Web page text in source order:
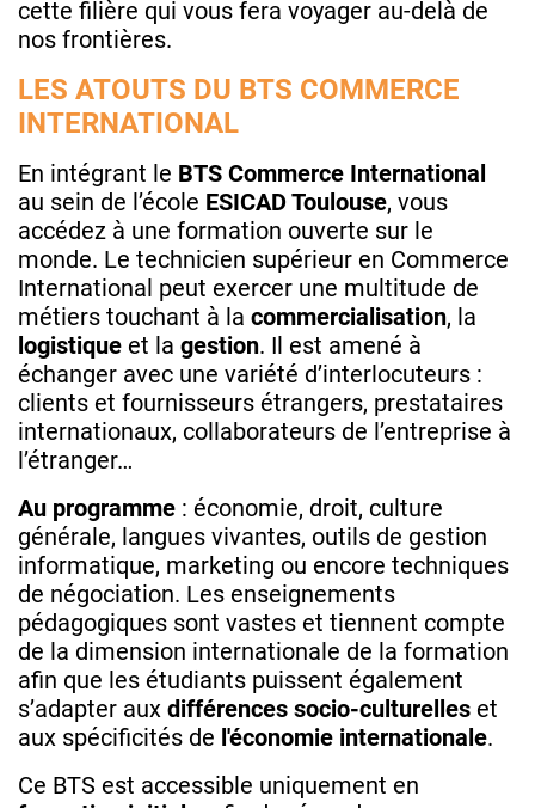
cette filière qui vous fera voyager au-delà de
nos frontières.
LES ATOUTS DU BTS COMMERCE
INTERNATIONAL
En intégrant le BTS Commerce International
au sein de l’école ESICAD Toulouse, vous
accédez à une formation ouverte sur le
monde. Le technicien supérieur en Commerce
International peut exercer une multitude de
métiers touchant à la commercialisation, la
logistique et la gestion. Il est amené à
échanger avec une variété d’interlocuteurs :
clients et fournisseurs étrangers, prestataires
internationaux, collaborateurs de l’entreprise à
l’étranger…
Au programme : économie, droit, culture
générale, langues vivantes, outils de gestion
informatique, marketing ou encore techniques
de négociation. Les enseignements
pédagogiques sont vastes et tiennent compte
de la dimension internationale de la formation
afin que les étudiants puissent également
s’adapter aux différences socio-culturelles et
aux spécificités de l'économie internationale.
Ce BTS est accessible uniquement en